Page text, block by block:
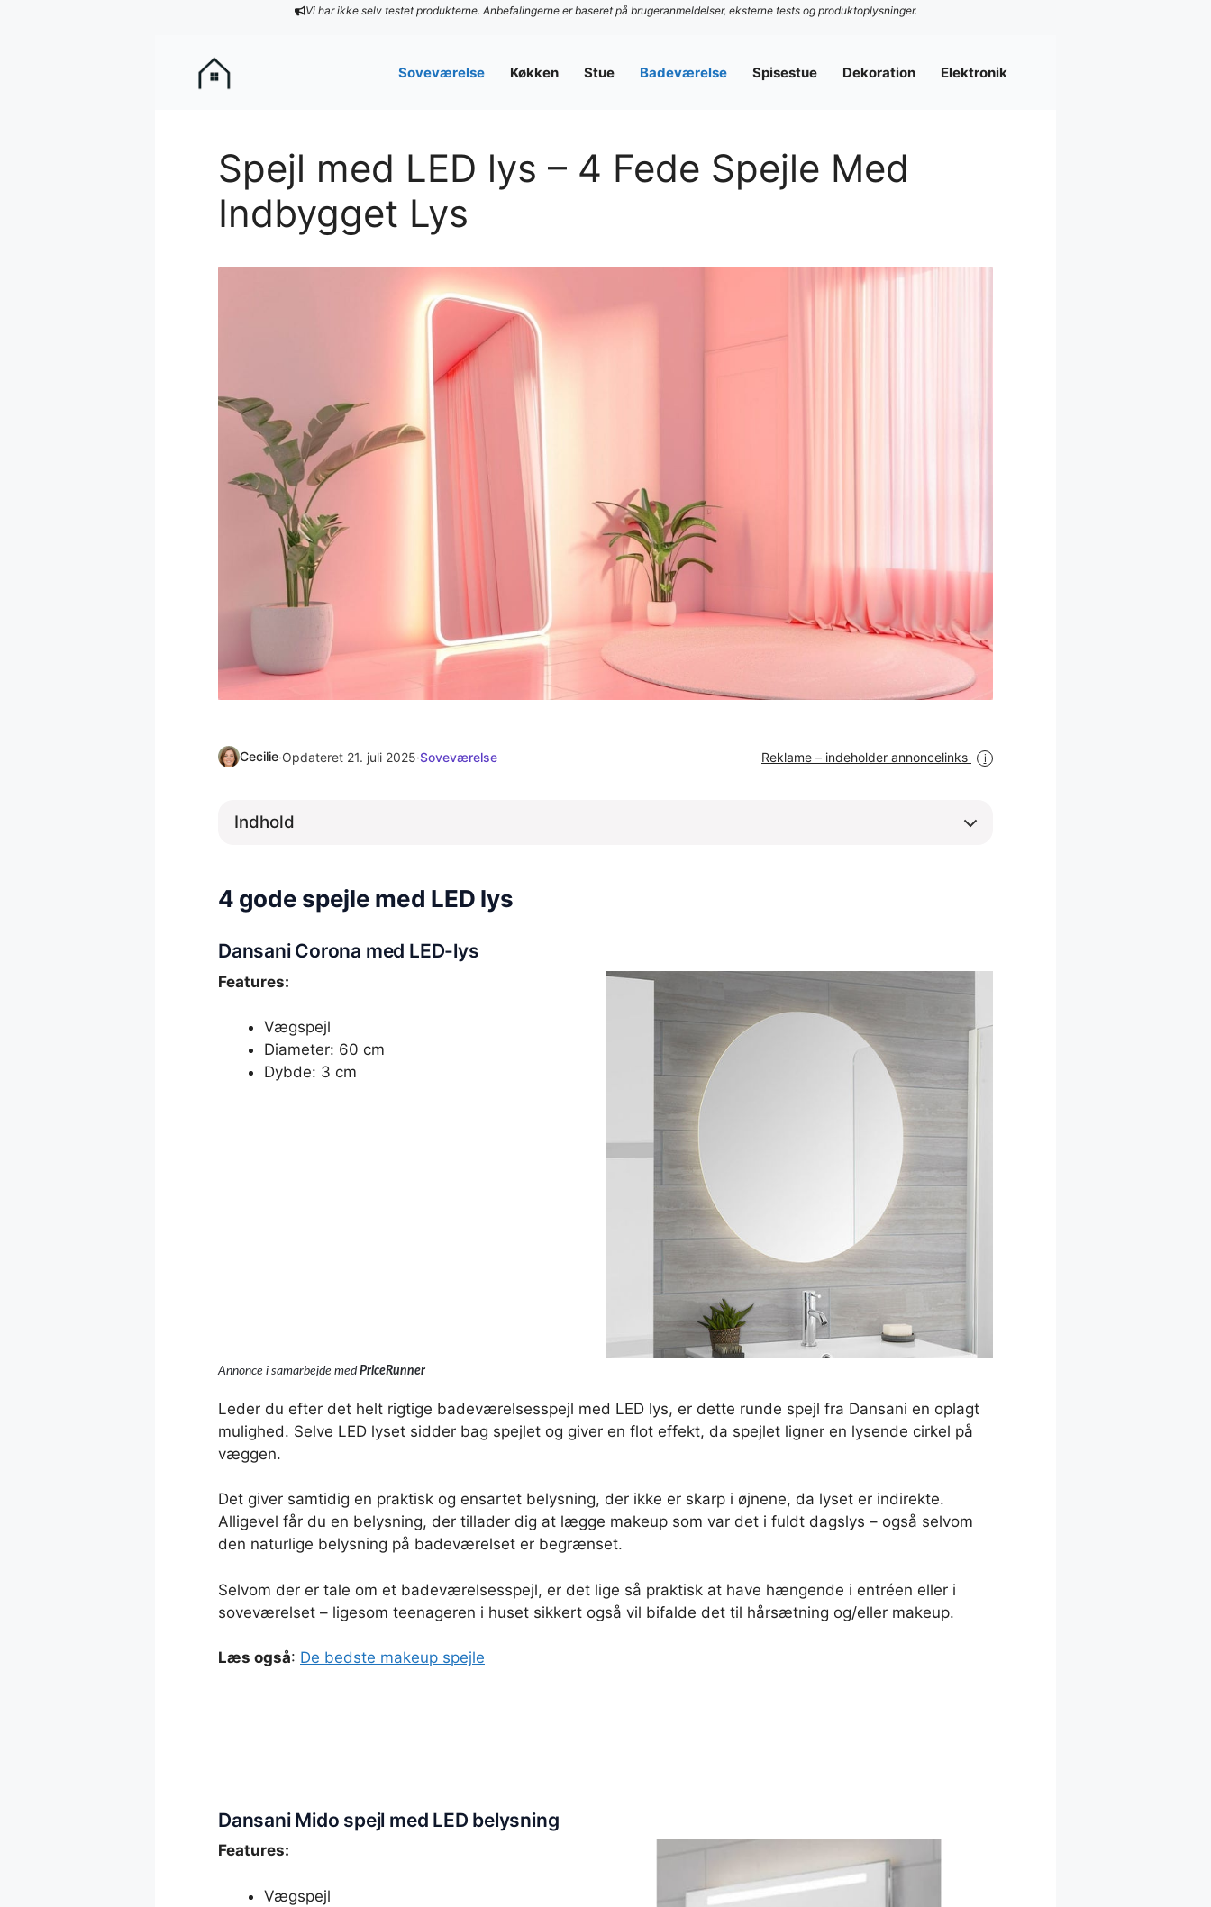
Vi har ikke selv testet produkterne. Anbefalingerne er baseret på brugeranmeldelser, eksterne tests og produktoplysninger.
Soveværelse Køkken Stue Badeværelse Spisestue Dekoration Elektronik
Spejl med LED lys – 4 Fede Spejle Med
Indbygget Lys
Cecilie·Opdateret 21. juli 2025·Soveværelse Reklame – indeholder annoncelinks i
Indhold
4 gode spejle med LED lys
Dansani Corona med LED-lys
Features:
Vægspejl
Diameter: 60 cm
Dybde: 3 cm
Annonce i samarbejde medPriceRunner
Leder du efter det helt rigtige badeværelsesspejl med LED lys, er dette runde spejl fra Dansani en oplagt
mulighed. Selve LED lyset sidder bag spejlet og giver en flot effekt, da spejlet ligner en lysende cirkel på
væggen.
Det giver samtidig en praktisk og ensartet belysning, der ikke er skarp i øjnene, da lyset er indirekte.
Alligevel får du en belysning, der tillader dig at lægge makeup som var det i fuldt dagslys – også selvom
den naturlige belysning på badeværelset er begrænset.
Selvom der er tale om et badeværelsesspejl, er det lige så praktisk at have hængende i entréen eller i
soveværelset – ligesom teenageren i huset sikkert også vil bifalde det til hårsætning og/eller makeup.
Læs også: De bedste makeup spejle
Dansani Mido spejl med LED belysning
Features:
Vægspejl